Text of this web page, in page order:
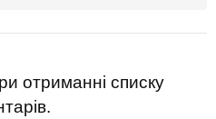
отриманні списку